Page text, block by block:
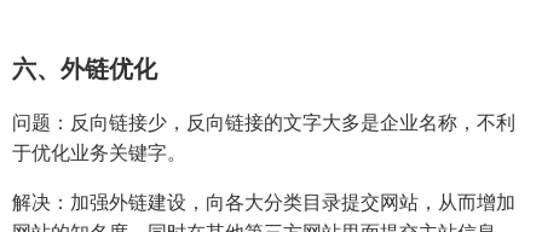
六、外链优化
问题：反向链接少，反向链接的文字大多是企业名称，不利
于优化业务关键字。
解决：加强外链建设，向各大分类目录提交网站，从而增加